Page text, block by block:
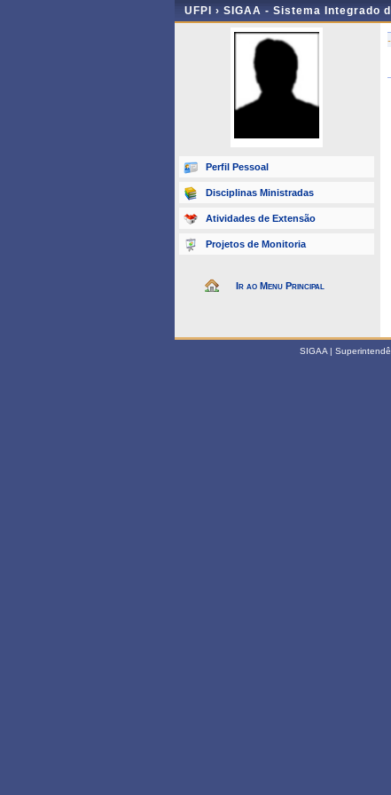
UFPI › SIGAA - Sistema Integrado
Perfil Pessoal
Disciplinas Ministradas
Atividades de Extensão
Projetos de Monitoria
Ir ao Menu Principal
-
SIGAA |